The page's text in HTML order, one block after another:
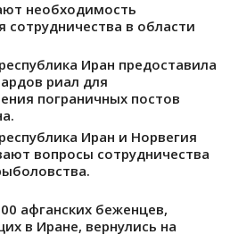
необходимость
сотрудничества в области
Иран предоставила
риал для
пограничных постов
Иран и Норвегия
вопросы сотрудничества
афганских беженцев,
в Иране, вернулись на